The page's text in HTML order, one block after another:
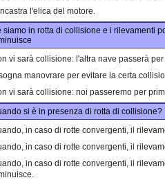
l'elica del motore.
siamo in rotta di collisione e i rilevamenti
vi sarà collisione: l'altra nave passerà
manovrare per evitare la certa
vi sarà collisione: noi passeremo per
si è in presenza di rotta di collisione?
in caso di rotte convergenti, il
in caso di rotte convergenti, il
in caso di rotte convergenti, il